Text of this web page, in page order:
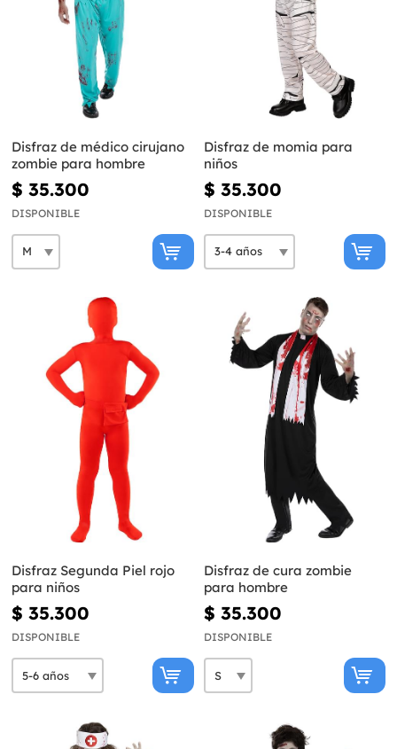
Disfraz de médico cirujano
zombie para hombre
$ 35.300
DISPONIBLE
Disfraz de momia para
niños
$ 35.300
DISPONIBLE
Disfraz Segunda Piel rojo
para niños
$ 35.300
DISPONIBLE
Disfraz de cura zombie
para hombre
$ 35.300
DISPONIBLE